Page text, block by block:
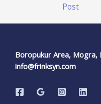
Post
Boropukur Area, Mogra,
info@frinksyn.com